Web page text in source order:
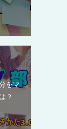
をマ
？